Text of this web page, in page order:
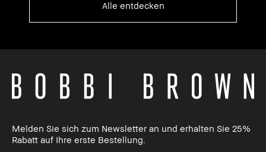
Alle entdecken
Melden Sie sich zum Newsletter an und erhalten Sie 25%
Rabatt auf Ihre erste Bestellung.